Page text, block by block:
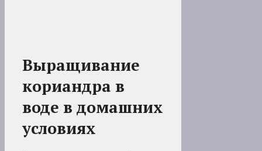
Выращивание
кориандра в
воде в домашних
условиях